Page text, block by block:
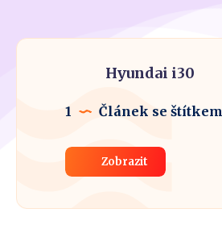
Hyundai i30
1 Článek se štítkem
Zobrazit